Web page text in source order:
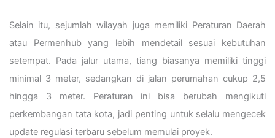
Selain itu, sejumlah wilayah juga memiliki Peraturan Daerah
atau Permenhub yang lebih mendetail sesuai kebutuhan
setempat. Pada jalur utama, tiang biasanya memiliki tinggi
minimal 3 meter, sedangkan di jalan perumahan cukup 2,5
hingga 3 meter. Peraturan ini bisa berubah mengikuti
perkembangan tata kota, jadi penting untuk selalu mengecek
update regulasi terbaru sebelum memulai proyek.